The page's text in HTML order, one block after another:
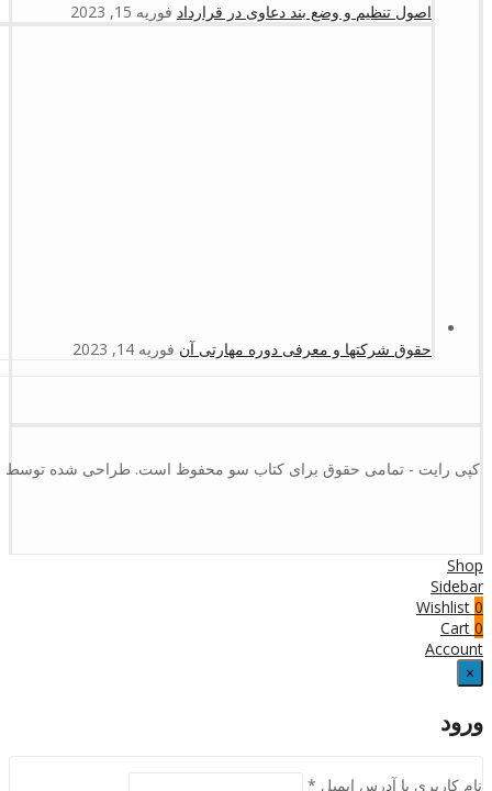
اصول تنظیم و وضع بند دعاوی در قرارداد فوریه 15, 2023
حقوق شرکتها و معرفی دوره مهارتی آن فوریه 14, 2023
کپی رایت - تمامی حقوق برای کتاب سو محفوظ است. طراحی شده
Shop
Sidebar
0
Wishlist
0
Cart
Account
×
ورود
نام کاربری یا آدرس ایمیل *